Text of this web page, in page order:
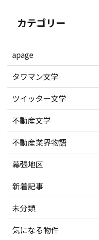
カテゴリー
apage
タワマン文学
ツイッター文学
不動産文学
不動産業界物語
幕張地区
新着記事
未分類
気になる物件